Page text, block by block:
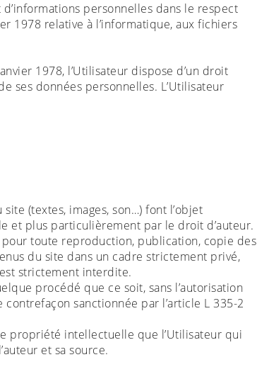
personnelles dans le respect
1978 relative à l’informatique, aux fichiers
1978, l’Utilisateur dispose d’un droit
ses données personnelles. L’Utilisateur
(textes, images, son…) font l’objet
et plus particulièrement par le droit d’auteur.
toute reproduction, publication, copie des
du site dans un cadre strictement privé,
strictement interdite.
procédé que ce soit, sans l’autorisation
sanctionnée par l’article L 335-2
propriété intellectuelle que l’Utilisateur qui
et sa source.